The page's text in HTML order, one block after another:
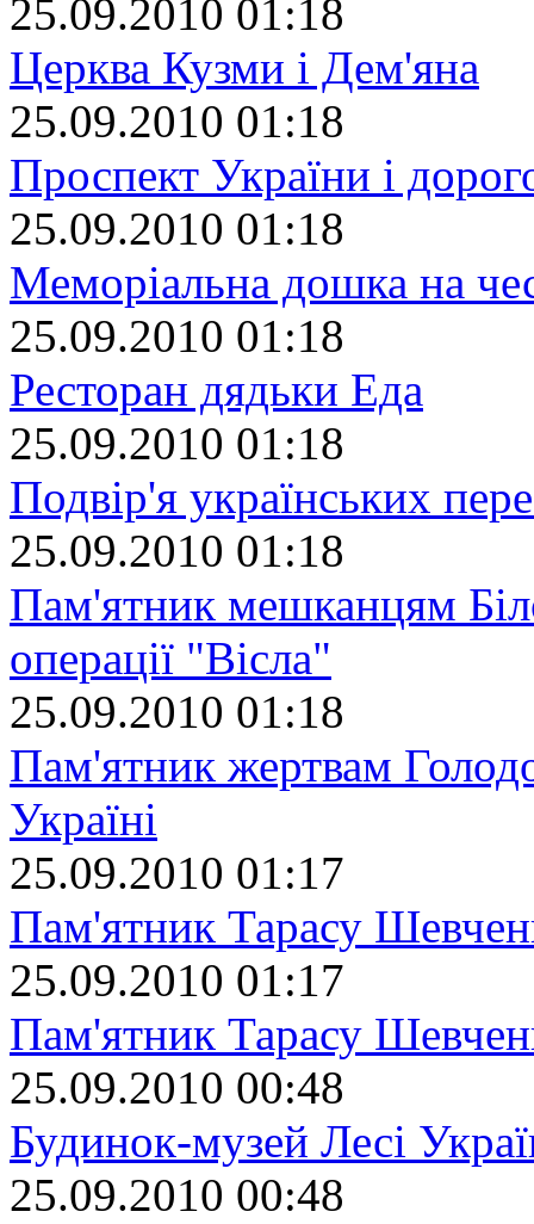
25.09.2010 01:18
Церква Кузми і Дем'яна
25.09.2010 01:18
Проспект України і
25.09.2010 01:18
Меморіальна дошка на
25.09.2010 01:18
Ресторан дядьки Еда
25.09.2010 01:18
Подвір'я українських
25.09.2010 01:18
Пам'ятник мешканцям
операції "Вісла"
25.09.2010 01:18
Пам'ятник жертвам
Україні
25.09.2010 01:17
Пам'ятник Тарасу
25.09.2010 01:17
Пам'ятник Тарасу
25.09.2010 00:48
Будинок-музей Лесі
25.09.2010 00:48